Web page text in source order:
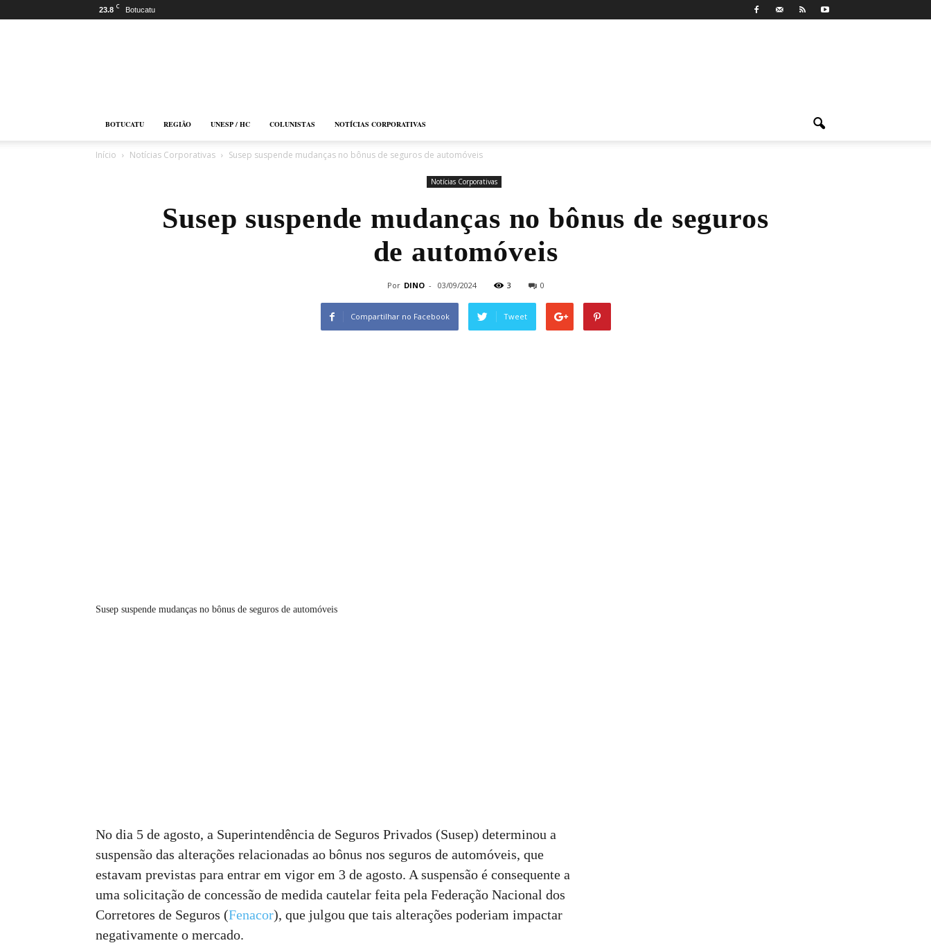
23.8 C Botucatu
BOTUCATU REGIÃO UNESP / HC COLUNISTAS NOTÍCIAS CORPORATIVAS
Início Notícias Corporativas Susep suspende mudanças no bônus de seguros de automóveis
Notícias Corporativas
Susep suspende mudanças no bônus de seguros
de automóveis
Por DINO - 03/09/2024 3 0
Compartilhar no Facebook Tweet
Susep suspende mudanças no bônus de seguros de automóveis
No dia 5 de agosto, a Superintendência de Seguros Privados (Susep) determinou a
suspensão das alterações relacionadas ao bônus nos seguros de automóveis, que
estavam previstas para entrar em vigor em 3 de agosto. A suspensão é consequente a
uma solicitação de concessão de medida cautelar feita pela Federação Nacional dos
Corretores de Seguros (Fenacor), que julgou que tais alterações poderiam impactar
negativamente o mercado.